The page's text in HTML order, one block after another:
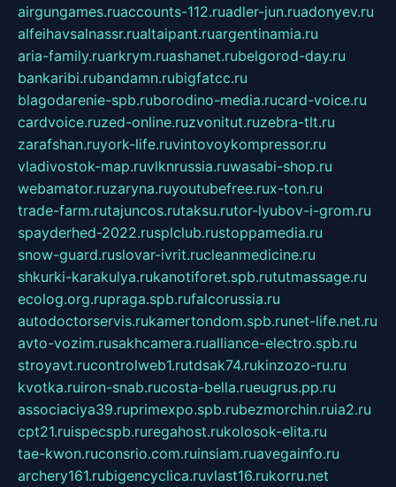
airgungames.ruaccounts-112.ruadler-jun.ruadonyev.ru
alfeihavsalnassr.rualtaipant.ruargentinamia.ru
aria-family.ruarkrym.ruashanet.rubelgorod-day.ru
bankaribi.rubandamn.rubigfatcc.ru
blagodarenie-spb.ruborodino-media.rucard-voice.ru
cardvoice.ruzed-online.ruzvonitut.ruzebra-tlt.ru
zarafshan.ruyork-life.ruvintovoykompressor.ru
vladivostok-map.ruvlknrussia.ruwasabi-shop.ru
webamator.ruzaryna.ruyoutubefree.rux-ton.ru
trade-farm.rutajuncos.rutaksu.rutor-lyubov-i-grom.ru
spayderhed-2022.rusplclub.rustoppamedia.ru
snow-guard.ruslovar-ivrit.rucleanmedicine.ru
shkurki-karakulya.rukanotiforet.spb.rututmassage.ru
ecolog.org.rupraga.spb.rufalcorussia.ru
autodoctorservis.rukamertondom.spb.runet-life.net.ru
avto-vozim.rusakhcamera.rualliance-electro.spb.ru
stroyavt.rucontrolweb1.rutdsak74.rukinzozo-ru.ru
kvotka.ruiron-snab.rucosta-bella.rueugrus.pp.ru
associaciya39.ruprimexpo.spb.rubezmorchin.ruia2.ru
cpt21.ruispecspb.ruregahost.rukolosok-elita.ru
tae-kwon.ruconsrio.com.ruinsiam.ruavegainfo.ru
archery161.rubigencyclica.ruvlast16.rukorru.net